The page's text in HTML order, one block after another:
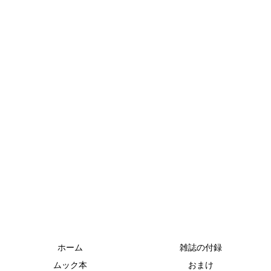
ホーム
雑誌の付録
ムック本
おまけ